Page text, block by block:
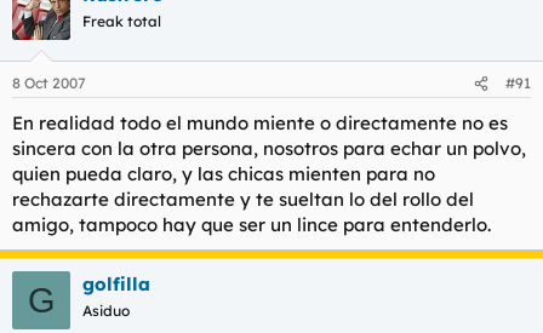
Freak total
8 Oct 2007 #91
En realidad todo el mundo miente o directamente no es
sincera con la otra persona, nosotros para echar un polvo,
quien pueda claro, y las chicas mienten para no
rechazarte directamente y te sueltan lo del rollo del
amigo, tampoco hay que ser un lince para entenderlo.
G golfilla
Asiduo